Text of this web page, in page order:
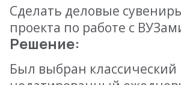
Сделать деловые
проекта по работе с
Решение:
Был выбран классический